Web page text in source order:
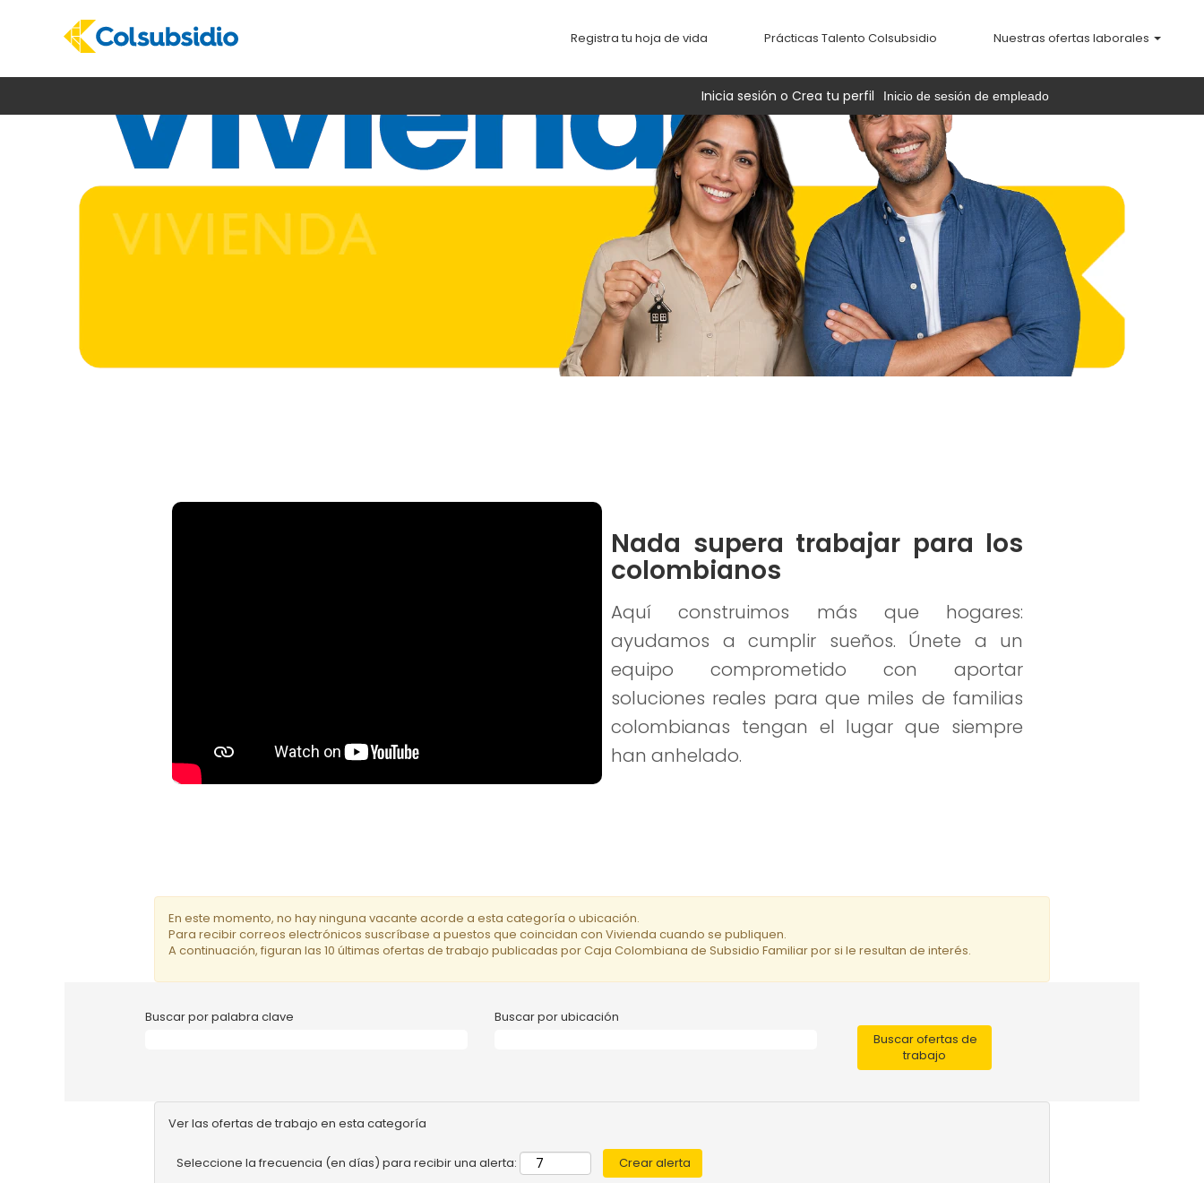
Registra tu hoja de vida Prácticas Talento Colsubsidio Nuestras ofertas laborales
Inicia sesión o Crea tu perfil Inicio de sesión de empleado
Nada supera trabajar para los
colombianos
Aquí construimos más que hogares:
ayudamos a cumplir sueños. Únete a un
equipo comprometido con aportar
soluciones reales para que miles de familias
colombianas tengan el lugar que siempre
han anhelado.
En este momento, no hay ninguna vacante acorde a esta categoría o ubicación.
Para recibir correos electrónicos suscríbase a puestos que coincidan con Vivienda cuando se publiquen.
A continuación, figuran las 10 últimas ofertas de trabajo publicadas por Caja Colombiana de Subsidio Familiar por si le resultan de interés.
Buscar por palabra clave Buscar por ubicación
Ver las ofertas de trabajo en esta categoría
Seleccione la frecuencia (en días) para recibir una alerta: